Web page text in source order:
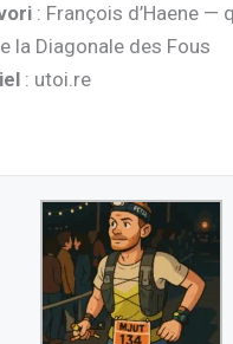
: François d’Haene —
la Diagonale des Fous
: utoi.re